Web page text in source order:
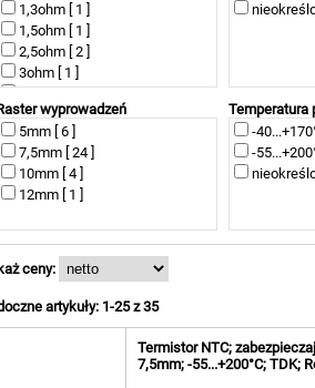
1,3ohm [ 1 ]
1,5ohm [ 1 ]
2,5ohm [ 2 ]
3ohm [ 1 ]
5ohm [ 5 ]
6ohm [ 2 ]
8ohm [ 2 ]
10ohm [ 11 ]
15ohm [ 2 ]
25ohm [ 1 ]
50ohm [ 1 ]
220ohm [ 1 ]
wyprowadzeń
5mm [ 6 ]
7,5mm [ 24 ]
10mm [ 4 ]
12mm [ 1 ]
Temperatura
-
-
ceny:
artykuły: 1-25 z 35
Termistor NTC;
7,5mm; -55...+200°C; TDK;